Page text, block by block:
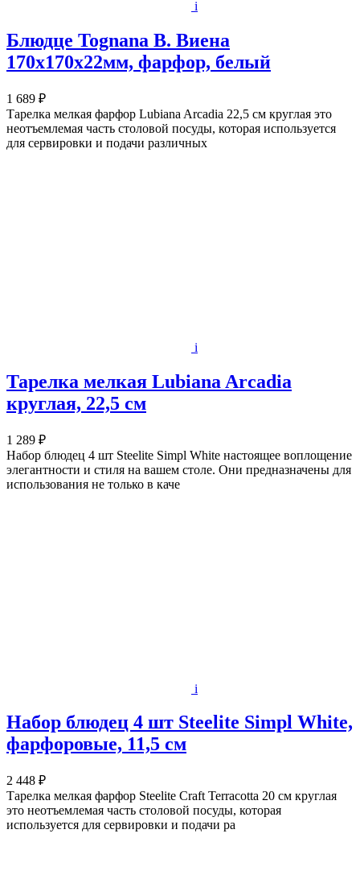
i
Блюдце Tognana В. Виена
170х170х22мм, фарфор, белый
1 689 ₽
Тарелка мелкая фарфор Lubiana Arcadia 22,5 см круглая это
неотъемлемая часть столовой посуды, которая используется
для сервировки и подачи различных
i
Тарелка мелкая Lubiana Arcadia
круглая, 22,5 см
1 289 ₽
Набор блюдец 4 шт Steelite Simpl White настоящее воплощение
элегантности и стиля на вашем столе. Они предназначены для
использования не только в каче
i
Набор блюдец 4 шт Steelite Simpl White,
фарфоровые, 11,5 см
2 448 ₽
Тарелка мелкая фарфор Steelite Craft Terracotta 20 см круглая
это неотъемлемая часть столовой посуды, которая
используется для сервировки и подачи ра